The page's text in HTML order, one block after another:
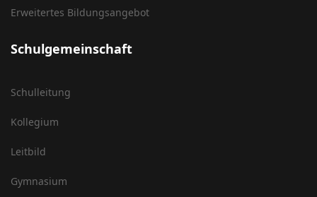
Erweitertes Bildungsangebot
Schulgemeinschaft
Schulleitung
Kollegium
Leitbild
Gymnasium